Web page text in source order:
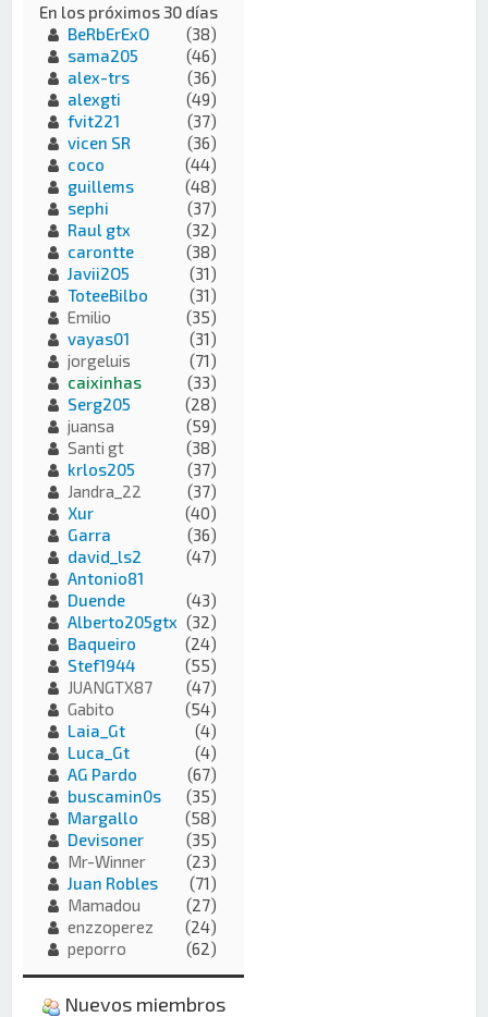
En los próximos 30 días
BeRbErExO
(38)
sama205
(46)
alex-trs
(36)
alexgti
(49)
fvit221
(37)
vicen SR
(36)
coco
(44)
guillems
(48)
sephi
(37)
Raul gtx
(32)
carontte
(38)
Javii2O5
(31)
ToteeBilbo
(31)
Emilio
(35)
vayas01
(31)
jorgeluis
(71)
caixinhas
(33)
Serg205
(28)
juansa
(59)
Santi gt
(38)
krlos205
(37)
Jandra_22
(37)
Xur
(40)
Garra
(36)
david_ls2
(47)
Antonio81
Duende
(43)
Alberto205gtx (32)
Baqueiro
(24)
Stef1944
(55)
JUANGTX87
(47)
Gabito
(54)
Laia_Gt
(4)
Luca_Gt
(4)
AG Pardo
(67)
buscamin0s
(35)
Margallo
(58)
Devisoner
(35)
Mr-Winner
(23)
Juan Robles
(71)
Mamadou
(27)
enzzoperez
(24)
peporro
(62)
Nuevos miembros